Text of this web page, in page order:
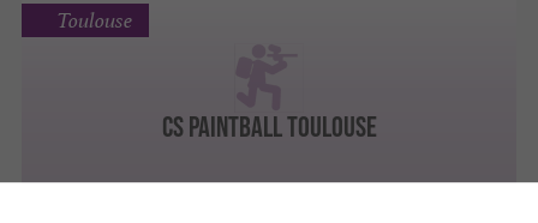
CS PAINTBALL TOULOUSE
Toulouse